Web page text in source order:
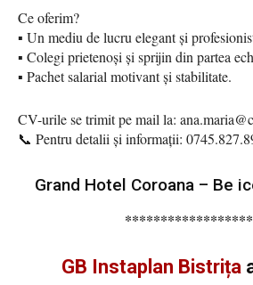
Ce oferim?
▪️ Un mediu de lucru elegant și
▪️ Colegi prietenoși și sprijin din partea
▪️ Pachet salarial motivant și stabilitate.
CV-urile se trimit pe mail la:
📞 Pentru detalii și informații:
Grand Hotel Coroana – Be
GB Instaplan Bistrița